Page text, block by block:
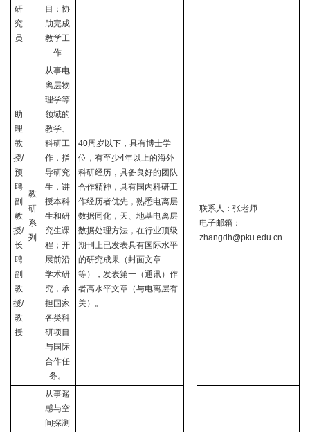
研
究
员
目；协
助完成
教学工
作
助
理
教
授/
预
聘
副
教
授/
长
聘
副
教
授/
教
授
教
研
系
列
从事电
离层物
理学等
领域的
教学、
科研工
作，指
导研究
生，讲
授本科
生和研
究生课
程；开
展前沿
学术研
究，承
担国家
各类科
研项目
与国际
合作任
务。
40周岁以下，具有博士学
位，有至少4年以上的海外
科研经历，具备良好的团队
合作精神，具有国内科研工
作经历者优先，熟悉电离层
数据同化，天、地基电离层
数据处理方法，在行业顶级
期刊上已发表具有国际水平
的研究成果（封面文章
等），发表第一（通讯）作
者高水平文章（与电离层有
关）。
联系人：张老师
电子邮箱：
zhangdh@pku.edu.cn
从事遥
感与空
间探测